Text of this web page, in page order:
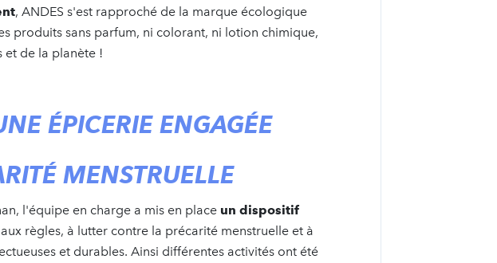
, ANDES s'est rapproché de la marque écologique
produits sans parfum, ni colorant, ni lotion chimique,
et de la planète !
ÉPICERIE ENGAGÉE
MENSTRUELLE
l'équipe en charge a mis en place un dispositif
règles, à lutter contre la précarité menstruelle et à
et durables. Ainsi différentes activités ont été